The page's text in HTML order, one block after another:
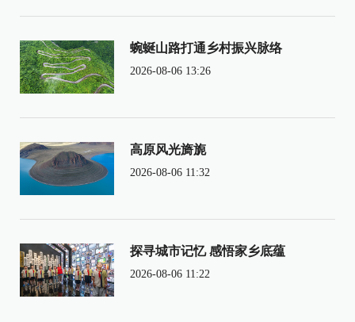
蜿蜒山路打通乡村振兴脉络
2026-08-06 13:26
高原风光旖旎
2026-08-06 11:32
探寻城市记忆 感悟家乡底蕴
2026-08-06 11:22